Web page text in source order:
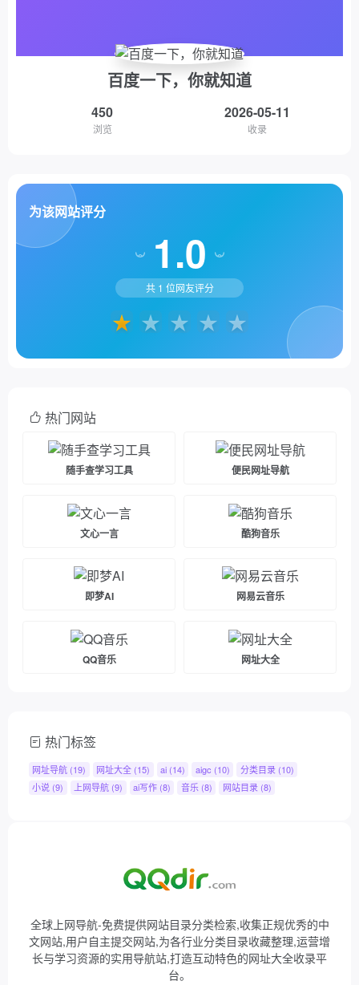
百度一下，你就知道
450
浏览
2026-05-11
收录
为该网站评分
1.0
共 1 位网友评分
热门网站
随手查学习工具 便民网址导航
文心一言 酷狗音乐
即梦AI 网易云音乐
QQ音乐 网址大全
热门标签
网址导航 (19) 网址大全 (15) ai (14) aigc (10) 分类目录 (10)
小说 (9) 上网导航 (9) ai写作 (8) 音乐 (8) 网站目录 (8)
全球上网导航-免费提供网站目录分类检索,收集正规优秀的中
文网站,用户自主提交网站,为各行业分类目录收藏整理,运营增
长与学习资源的实用导航站,打造互动特色的网址大全收录平
台。